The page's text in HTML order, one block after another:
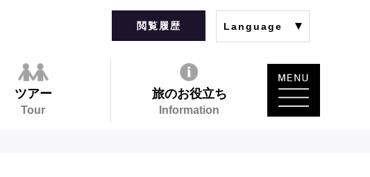
閲覧履歴 Language
ツアー
Tour
旅のお役立ち
Information